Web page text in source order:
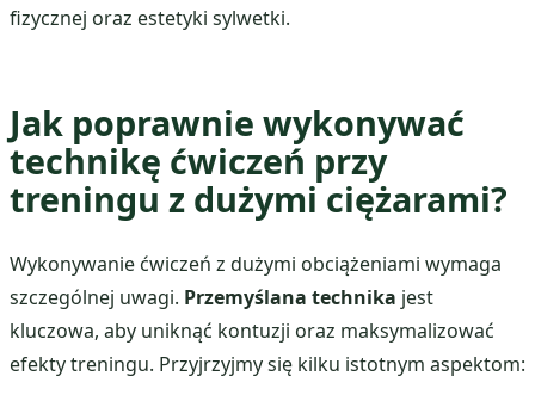
fizycznej oraz estetyki sylwetki.
Jak poprawnie wykonywać
technikę ćwiczeń przy
treningu z dużymi ciężarami?
Wykonywanie ćwiczeń z dużymi obciążeniami wymaga
szczególnej uwagi. Przemyślana technika jest
kluczowa, aby uniknąć kontuzji oraz maksymalizować
efekty treningu. Przyjrzyjmy się kilku istotnym aspektom: